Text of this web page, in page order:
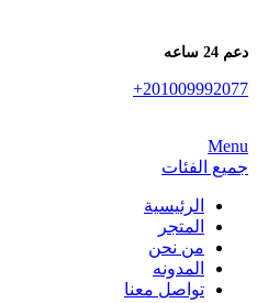
دعم 24 ساعه
+201009992077
Menu
جميع الفئات
الرئيسية
المتجر
من نحن
المدونه
تواصل معنا